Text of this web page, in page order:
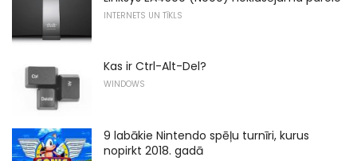
INTERNETS UN TĪKLS
Kas ir Ctrl-Alt-Del?
WINDOWS
9 labākie Nintendo spēļu turnīri, kurus
nopirkt 2018. gadā